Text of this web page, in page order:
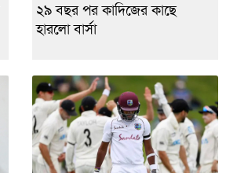
২৯ বছর পর কাদিজের কাছে
হারলো বার্সা